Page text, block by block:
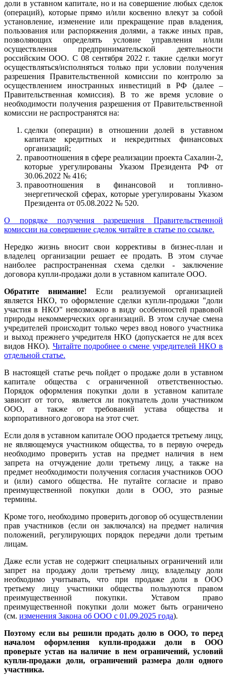
доли в уставном капитале, но и на совершение любых сделок
(операций), которые прямо и/или косвенно влекут за собой
установление, изменение или прекращение прав владения,
пользования или распоряжения долями, а также иных прав,
позволяющих определять условие управления и/или
осуществления предпринимательской деятельности
российским ООО. С 08 сентября 2022 г. такие сделки могут
осуществляться/исполняться только при условии получения
разрешения Правительственной комиссии по контролю за
осуществлением иностранных инвестиций в РФ (далее –
Правительственная комиссия). В то же время условие о
необходимости получения разрешения от Правительственной
комиссии не распространятся на:
сделки (операции) в отношении долей в уставном
капитале кредитных и некредитных финансовых
организаций;
правоотношения в сфере реализации проекта Сахалин-2,
которые урегулированы Указом Президента РФ от
30.06.2022 № 416;
правоотношения в финансовой и топливно-
энергетической сферах, которые урегулированы Указом
Президента от 05.08.2022 № 520.
О порядке получения разрешения Правительственной
комиссии на совершение сделок читайте в статье по ссылке.
Нередко жизнь вносит свои коррективы в бизнес-план и
владелец организации решает ее продать. В этом случае
наиболее распространенная схема сделки - заключение
договора купли-продажи доли в уставном капитале ООО.
Обратите внимание! Если реализуемой организацией
является НКО, то оформление сделки купли-продажи "доли
участия в НКО" невозможно в виду особенностей правовой
природы некоммерческих организаций. В этом случае смена
учредителей происходит только через ввод нового участника
и выход прежнего учредителя НКО (допускается не для всех
видов НКО). Читайте подробнее о смене учредителей НКО в
отдельной статье.
В настоящей статье речь пойдет о продаже доли в уставном
капитале общества с ограниченной ответственностью.
Порядок оформления покупки доли в уставном капитале
зависит от того, является ли покупатель доли участником
ООО, а также от требований устава общества и
корпоративного договора на этот счет.
Если доля в уставном капитале ООО продается третьему лицу,
не являющемуся участником общества, то в первую очередь
необходимо проверить устав на предмет наличия в нем
запрета на отчуждение доли третьему лицу, а также на
предмет необходимости получения согласия участников ООО
и (или) самого общества. Не путайте согласие и право
преимущественной покупки доли в ООО, это разные
термины.
Кроме того, необходимо проверить договор об осуществлении
прав участников (если он заключался) на предмет наличия
положений, регулирующих порядок передачи доли третьим
лицам.
Даже если устав не содержит специальных ограничений или
запрет на продажу доли третьему лицу, владельцу доли
необходимо учитывать, что при продаже доли в ООО
третьему лицу участники общества пользуются правом
преимущественной покупки. Уставом право
преимущественной покупки доли может быть ограничено
(см. изменения Закона об ООО с 01.09.2025 года).
Поэтому если вы решили продать долю в ООО, то перед
началом оформления купли-продажи доли в ООО
проверьте устав на наличие в нем ограничений, условий
купли-продажи доли, ограничений размера доли одного
участника.